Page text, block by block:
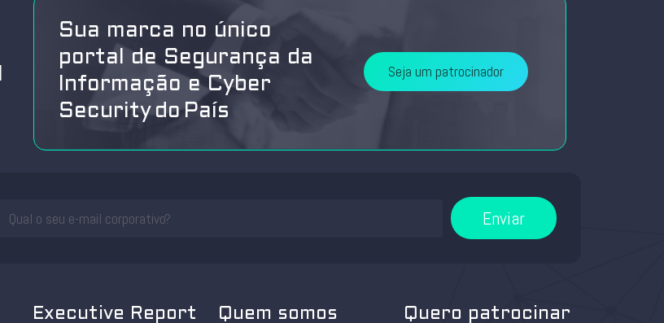
Sua marca no único
portal de Segurança da
Informação e Cyber
Security do País
Seja um patrocinador
Enviar
Executive Report Quem somos Quero patrocinar